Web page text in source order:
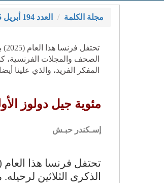
مجلة الكلمة العدد 194 أبريل 2025
الصحف والمجلات الفرنسية،
المفكر الفريد، والذي علينا
مئوية جيل دولوز
إسـكندر حبـش
الذكرى الثلاثين